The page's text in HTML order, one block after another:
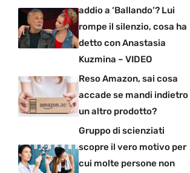
addio a ‘Ballando’? Lui
rompe il silenzio, cosa ha
detto con Anastasia
Kuzmina – VIDEO
Reso Amazon, sai cosa
accade se mandi indietro
un altro prodotto?
Gruppo di scienziati
scopre il vero motivo per
cui molte persone non